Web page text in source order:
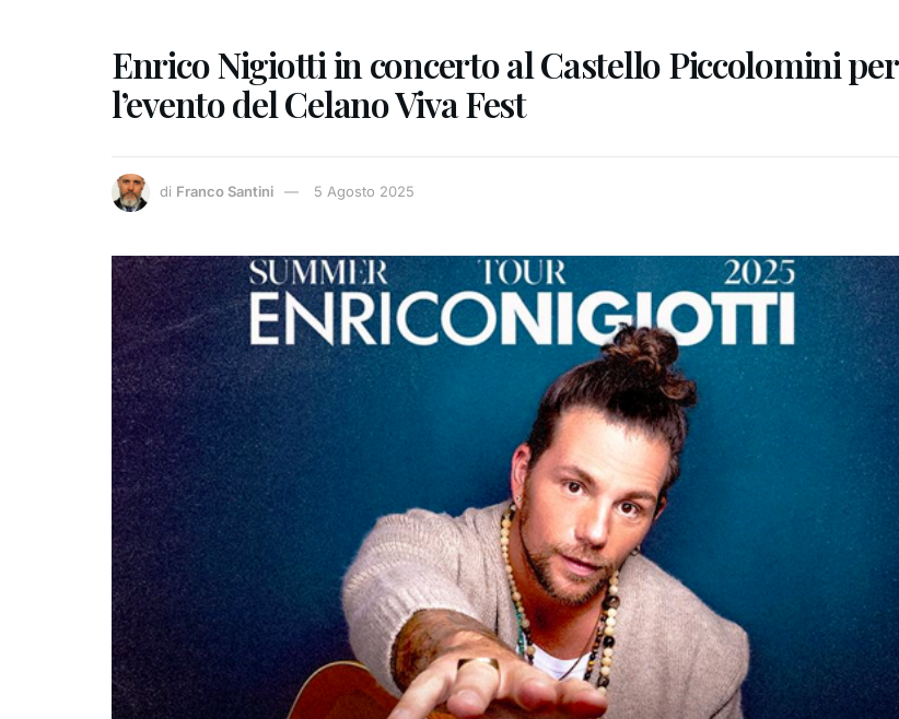
Enrico Nigiotti in concerto al Castello Piccolomini per
l’evento del Celano Viva Fest
di Franco Santini 5 Agosto 2025